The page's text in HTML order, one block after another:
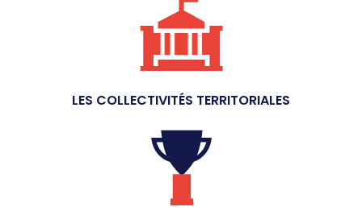
LES COLLECTIVITÉS TERRITORIALES